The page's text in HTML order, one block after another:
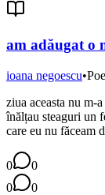
am adăugat o
ioana negoescu•
ziua aceasta nu m-
înălțau steaguri un
care eu nu făceam
0
0
0
0